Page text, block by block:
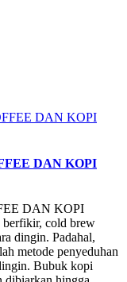
DAN KOPI
DAN KOPI
cold brew
dingin. Padahal,
metode penyeduhan
Bubuk kopi